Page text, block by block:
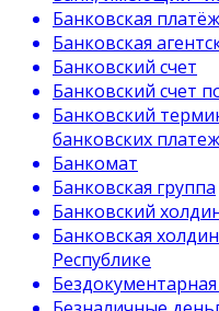
Банковская
Банковская
Банковский счет
Банковский счет
Банковский
банковских
Банкомат
Банковская группа
Банковский
Банковская
Республике